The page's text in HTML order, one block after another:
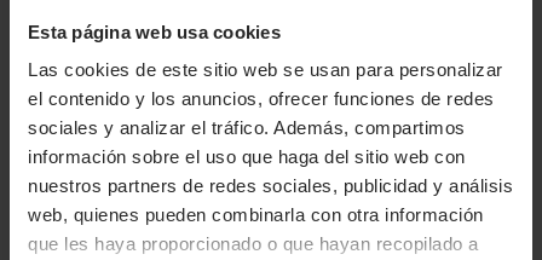
Esta página web usa cookies
Las cookies de este sitio web se usan para personalizar
el contenido y los anuncios, ofrecer funciones de redes
sociales y analizar el tráfico. Además, compartimos
información sobre el uso que haga del sitio web con
nuestros partners de redes sociales, publicidad y análisis
web, quienes pueden combinarla con otra información
que les haya proporcionado o que hayan recopilado a